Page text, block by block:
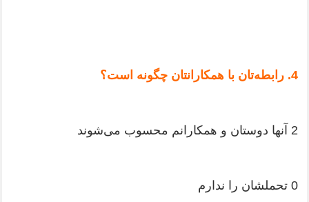
4. رابطه‌تان‌ با همكارانتان‌ چگونه‌ است‌؟
2 آنها دوستان‌ و همكارانم‌ محسوب‌ می‌شوند
0 تحملشان‌ را ندارم‌